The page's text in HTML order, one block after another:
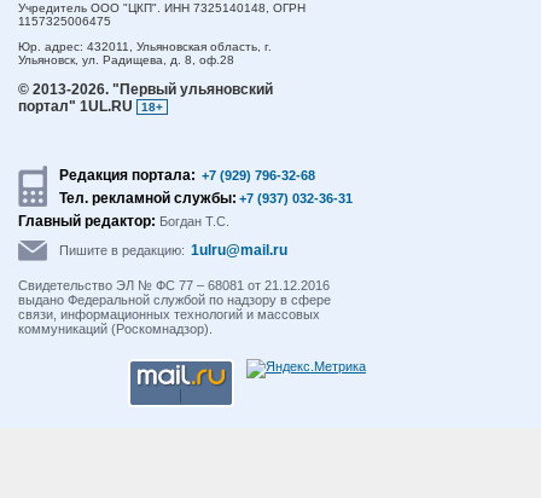
Учредитель ООО "ЦКП". ИНН 7325140148, ОГРН
1157325006475
Юр. адрес: 432011, Ульяновская область, г.
Ульяновск, ул. Радищева, д. 8, оф.28
© 2013-2026. "Первый ульяновский
портал" 1UL.RU
18+
Редакция портала: +7 (929) 796-32-68
Тел. рекламной службы: +7 (937) 032-36-31
Главный редактор: Богдан Т.С.
Пишите в редакцию: 1ulru@mail.ru
Свидетельство ЭЛ № ФС 77 – 68081 от 21.12.2016
выдано Федеральной службой по надзору в сфере
связи, информационных технологий и массовых
коммуникаций (Роскомнадзор).